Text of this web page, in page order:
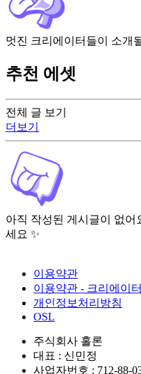
전체 글 보기
더보기
아직 작성된 게시글이 없어
세요 ✨
멋진 크리에이터들이 소개
추천 에셋
이용약관
이용약관 - 크리에이터
개인정보처리방침
OSL
주식회사 홀론
대표 : 신민정
사업자번호 : 712-88-